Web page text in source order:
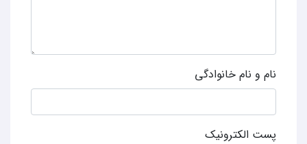
نام و نام خانوادگی
پست الکترونیک